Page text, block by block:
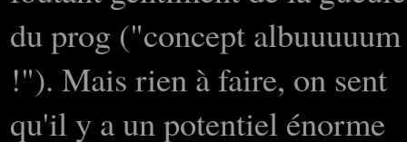
du prog ("concept albuuuuum
!"). Mais rien à faire, on sent
qu'il y a un potentiel énorme